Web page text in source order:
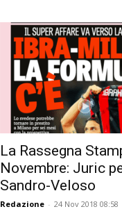
La Rassegna
Novembre: Juric
Sandro-Veloso
Redazione - 24 Nov 2018 08:58